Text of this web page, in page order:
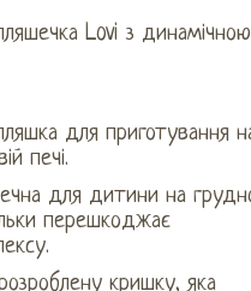
Lovi з динамічною
для приготування
печі.
для дитини на
перешкоджає
кришку, яка